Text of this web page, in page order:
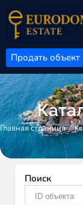
Продать объект
Главная страница/
Поиск